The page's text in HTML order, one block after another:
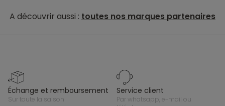
A découvrir aussi : toutes nos marques partenaires
échange et remboursement
sur toute la saison
service client
par whatsapp, e-mail ou